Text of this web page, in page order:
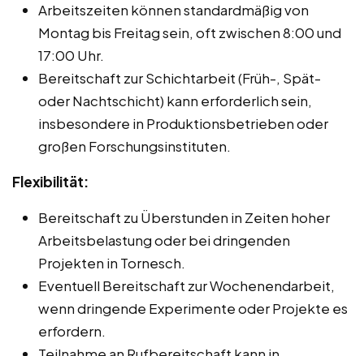
Arbeitszeiten können standardmäßig von
Montag bis Freitag sein, oft zwischen 8:00 und
17:00 Uhr.
Bereitschaft zur Schichtarbeit (Früh-, Spät-
oder Nachtschicht) kann erforderlich sein,
insbesondere in Produktionsbetrieben oder
großen Forschungsinstituten.
Flexibilität:
Bereitschaft zu Überstunden in Zeiten hoher
Arbeitsbelastung oder bei dringenden
Projekten in Tornesch.
Eventuell Bereitschaft zur Wochenendarbeit,
wenn dringende Experimente oder Projekte es
erfordern.